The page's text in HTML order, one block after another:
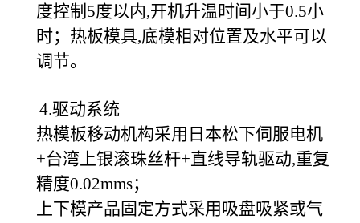
度控制5度以内,开机升温时间小于0.5小
时；热板模具,底模相对位置及水平可以
调节。
4.驱动系统
热模板移动机构采用日本松下伺服电机
+台湾上银滚珠丝杆+直线导轨驱动,重复
精度0.02mms；
上下模产品固定方式采用吸盘吸紧或气